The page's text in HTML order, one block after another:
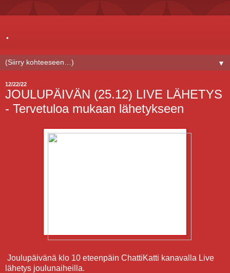
.
▼
12/22/22
JOULUPÄIVÄN (25.12) LIVE LÄHETYS
- Tervetuloa mukaan lähetykseen
Joulupäivänä klo 10 eteenpäin ChattiKatti kanavalla Live
lähetys joulunaiheilla.